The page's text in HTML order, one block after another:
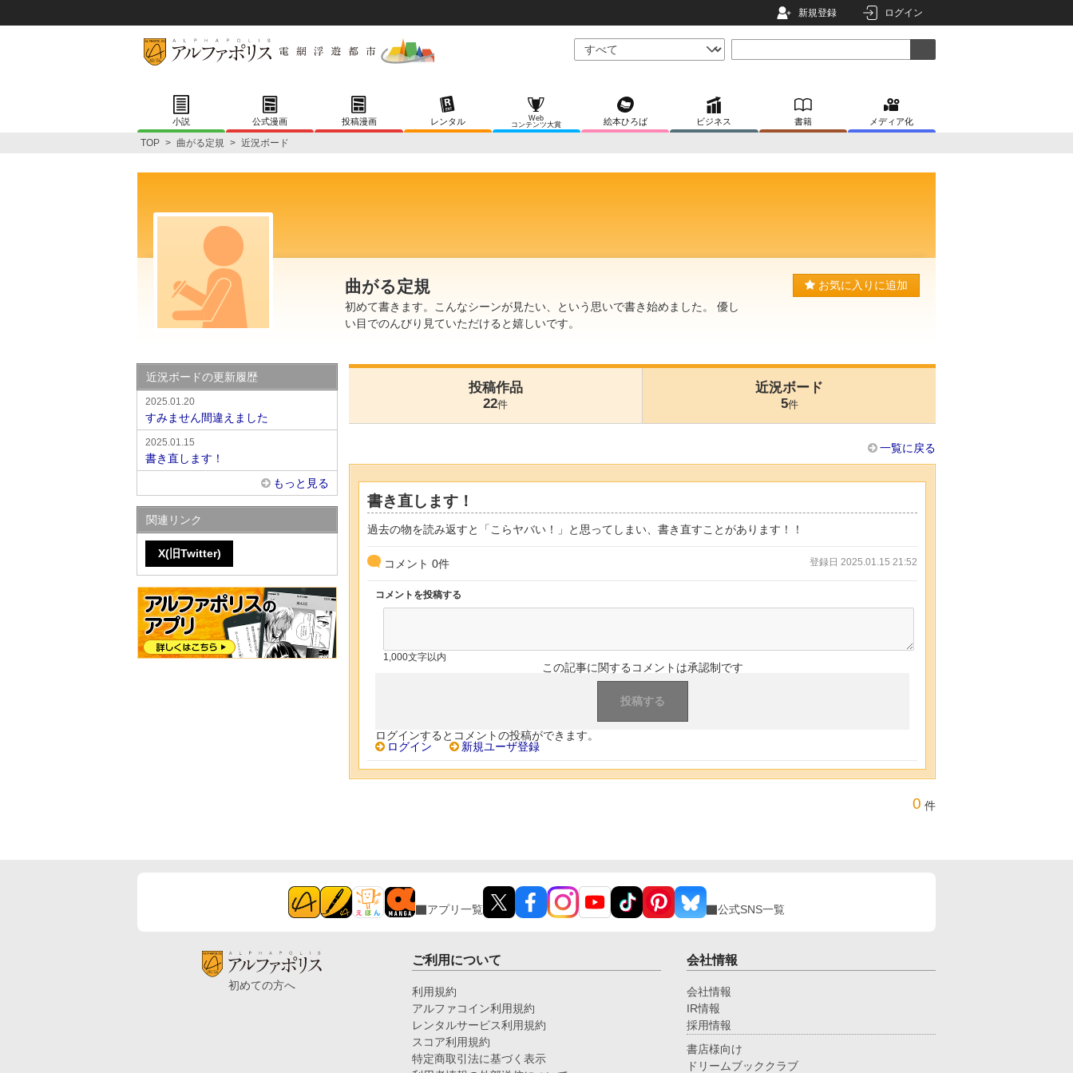
新規登録 ログイン
小説 公式漫画 投稿漫画 レンタル
Web
コンテンツ大賞
絵本ひろば ビジネス 書籍 メディア化
TOP > 曲がる定規 > 近況ボード
曲がる定規
初めて書きます。こんなシーンが見たい、という思いで書き始めました。 優し
い目でのんびり見ていただけると嬉しいです。
お気に入りに追加
投稿作品
22件
近況ボード
5件
一覧に戻る
書き直します！
過去の物を読み返すと「こらヤバい！」と思ってしまい、書き直すことがあります！！
コメント 0件 登録日 2025.01.15 21:52
コメントを投稿する
1,000文字以内
この記事に関するコメントは承認制です
ログインするとコメントの投稿ができます。
ログイン
新規ユーザ登録
0 件
近況ボードの更新履歴
2025.01.20
すみません間違えました
2025.01.15
書き直します！
もっと見る
関連リンク
X(旧Twitter)
アプリ一覧 公式SNS一覧
初めての方へ
ご利用について
利用規約
アルファコイン利用規約
レンタルサービス利用規約
スコア利用規約
特定商取引法に基づく表示
会社情報
会社情報
IR情報
採用情報
書店様向け
ドリームブッククラブ